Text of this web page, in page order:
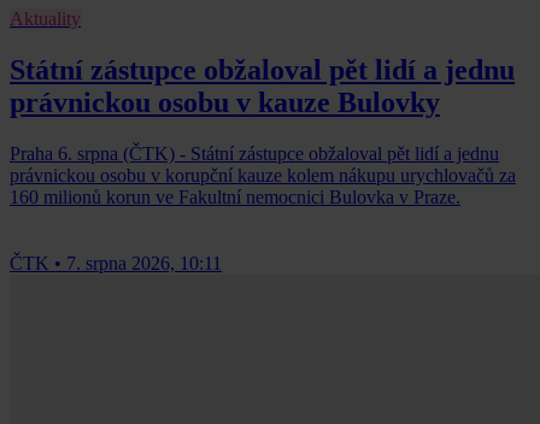
Aktuality
Státní zástupce obžaloval pět lidí a jednu
právnickou osobu v kauze Bulovky
Praha 6. srpna (ČTK) - Státní zástupce obžaloval pět lidí a jednu
právnickou osobu v korupční kauze kolem nákupu urychlovačů za
160 milionů korun ve Fakultní nemocnici Bulovka v Praze.
ČTK • 7. srpna 2026, 10:11